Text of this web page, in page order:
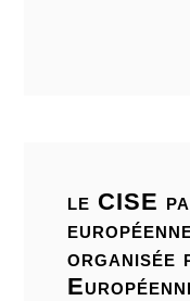
le CISE
organisée